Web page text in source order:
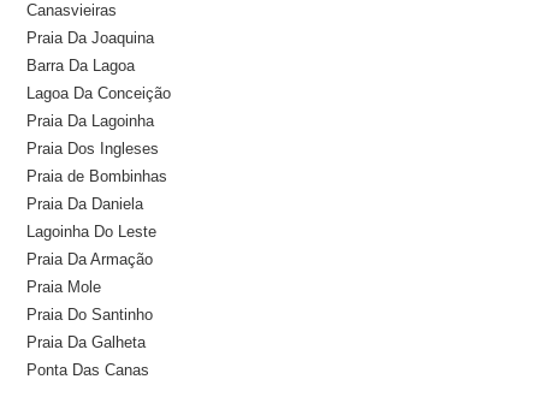
Canasvieiras
Praia Da Joaquina
Barra Da Lagoa
Lagoa Da Conceição
Praia Da Lagoinha
Praia Dos Ingleses
Praia de Bombinhas
Praia Da Daniela
Lagoinha Do Leste
Praia Da Armação
Praia Mole
Praia Do Santinho
Praia Da Galheta
Ponta Das Canas